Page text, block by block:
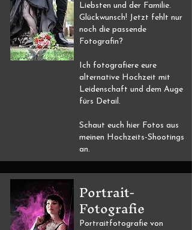
Liebsten und der Familie.
Glückwunsch! Jetzt fehlt nur
noch die passende
Fotografin?
Ich fotografiere eure
alternative Hochzeit mit
Leidenschaft und dem Auge
fürs Detail.
Schaut euch hier Fotos aus
meinen Hochzeits-Shootings
an.
Portrait-
Fotografie
Portraitfotografie von